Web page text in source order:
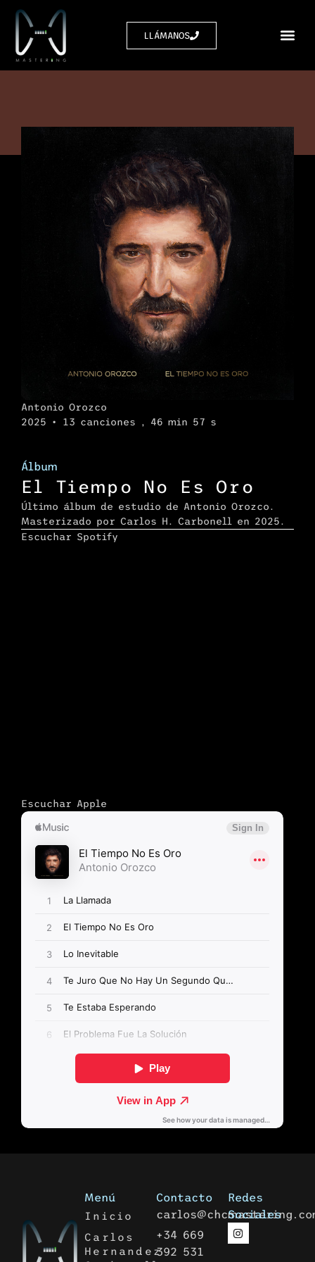
LLÁMANOS
Antonio Orozco
2025 • 13 canciones , 46 min 57 s
Álbum
El Tiempo No Es Oro
Último álbum de estudio de Antonio Orozco.
Masterizado por Carlos H. Carbonell en 2025.
Escuchar Spotify
Escuchar Apple
Menú
Inicio
Carlos
Hernandez
Contacto
+34 669
392 531
Redes
Sociales